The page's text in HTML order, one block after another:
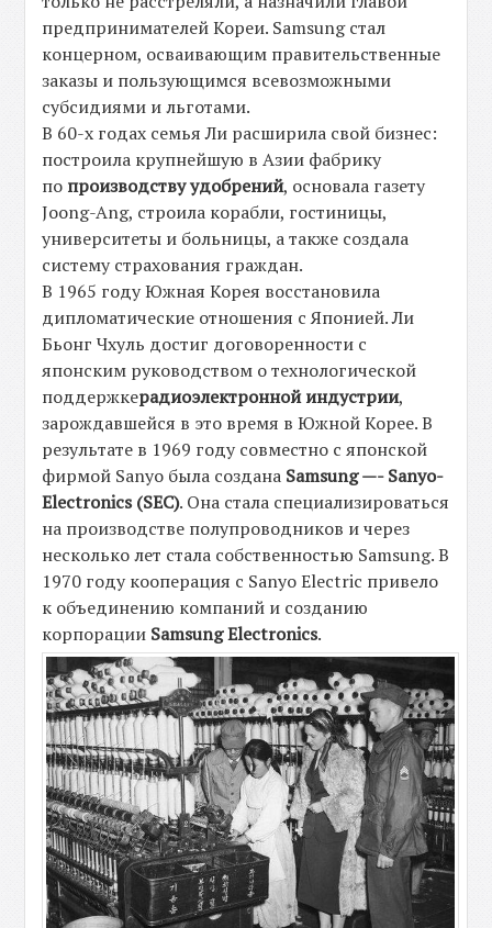
предпринимателей Кореи. Samsung стал
концерном, осваивающим правительственные
заказы и пользующимся всевозможными
субсидиями и льготами.
В 60-х годах семья Ли расширила свой бизнес:
построила крупнейшую в Азии фабрику
по производству удобрений, основала газету
Joong-Ang, строила корабли, гостиницы,
университеты и больницы, а также создала
систему страхования граждан.
В 1965 году Южная Корея восстановила
дипломатические отношения с Японией. Ли
Бьонг Чхуль достиг договоренности с
японским руководством о технологической
поддержкерадиоэлектронной индустрии,
зарождавшейся в это время в Южной Корее. В
результате в 1969 году совместно с японской
фирмой Sanyo была создана Samsung —- Sanyo-
Electronics (SEC). Она стала специализироваться
на производстве полупроводников и через
несколько лет стала собственностью Samsung. В
1970 году кооперация с Sanyo Electric привело
к объединению компаний и созданию
корпорации Samsung Electronics.